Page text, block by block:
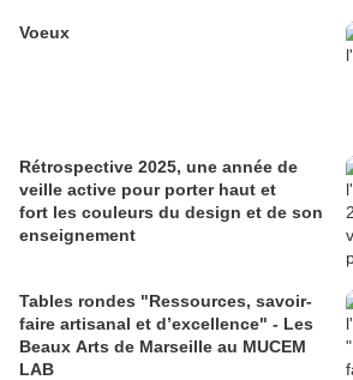
Voeux
Rétrospective 2025, une année de
veille active pour porter haut et
fort les couleurs du design et de son
enseignement
Tables rondes "Ressources, savoir-
faire artisanal et d’excellence" - Les
Beaux Arts de Marseille au MUCEM
LAB